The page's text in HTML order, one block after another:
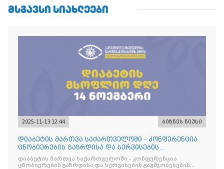
ᲛᲡᲒᲐᲕᲡᲘ ᲡᲘᲐᲮᲚᲔᲔᲑᲘ
2025-11-13 12:44 ბიზნეს ნიუსი
დიაბეტის მართვა საქართველოში - კონფერენცია
ცნობიერების გაზრდისა და სერვისების
გაუმჯობესების მიზნით
დიაბეტის მართვა საქართველოში - კონფერენცია
ცნობიერების გაზრდისა და სერვისების გაუმჯობესების